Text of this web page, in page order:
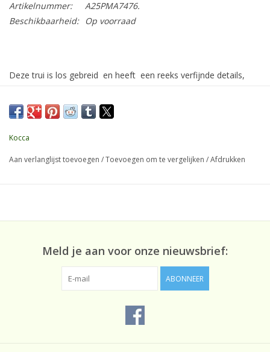
Artikelnummer:
A25PMA7476.
Beschikbaarheid:
Op voorraad
Deze trui is los gebreid en heeft een reeks verfijnde details,
lurex garen. Het item heeft verlaagde armsgaten, een ronde hals
en een relaxte pasvorm.
Samenstelling
40% acryl 30% polyamide 30% alpaca
Kocca
Aan verlanglijst toevoegen /Toevoegen om te vergelijken /Afdrukken
Meld je aan voor onze nieuwsbrief:
ABONNEER